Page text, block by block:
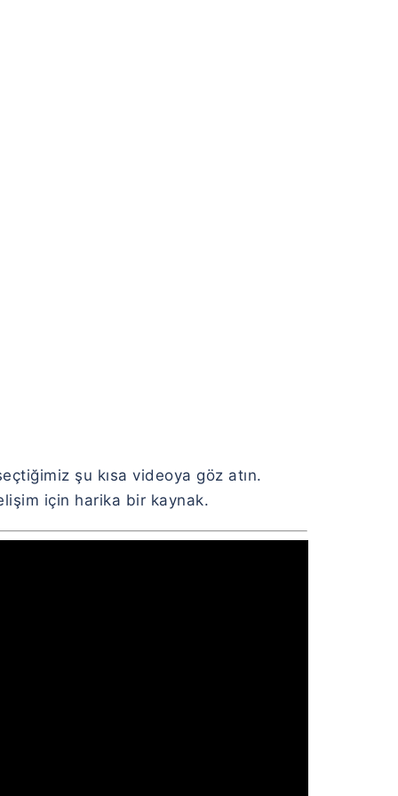
şu kısa videoya göz atın.
için harika bir kaynak.